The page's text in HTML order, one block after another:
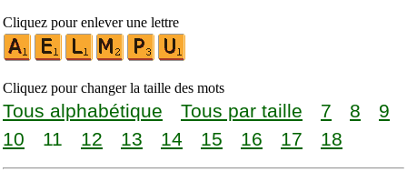
Cliquez pour enlever une lettre
Cliquez pour changer la taille des mots
Tous alphabétique Tous par taille 7 8
9
10
11 12 13 14 15 16 17 18